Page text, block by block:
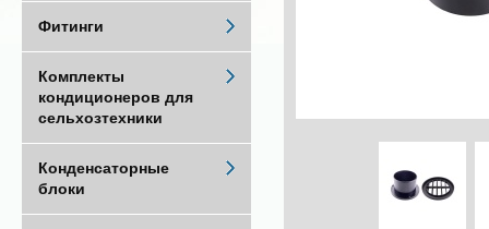
Фитинги
Комплекты
кондиционеров для
сельхозтехники
Конденсаторные
блоки